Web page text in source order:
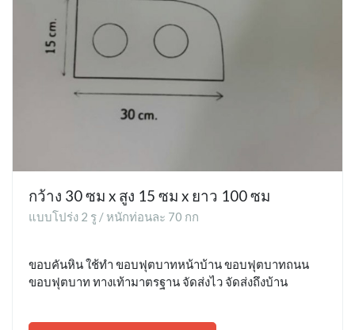
กว้าง 30 ซม x สูง 15 ซม x ยาว 100 ซม
แบบโปร่ง 2 รู / หนักท่อนละ 70 กก
ขอบคันหิน ใช้ทำ ขอบฟุตบาทหน้าบ้าน ขอบฟุตบาทถนน
ขอบฟุตบาท ทางเท้ามาตรฐาน จัดส่งไว จัดส่งถึงบ้าน